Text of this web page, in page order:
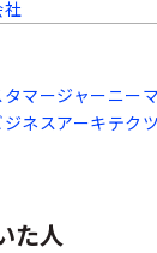
マージャーニー
ネスアーキテクツ
た人